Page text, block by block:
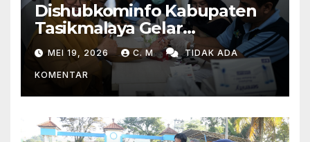
Dishubkominfo Kabupaten
Tasikmalaya Gelar
Pemeriksaan Kesehatan Bagi
Para Pegawai
MEI 19, 2026 C. M TIDAK ADA
KOMENTAR